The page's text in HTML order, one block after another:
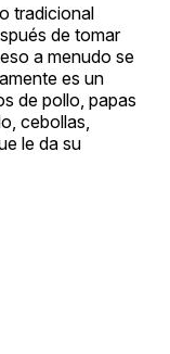
tradicional
de tomar
a menudo se
es un
de pollo, papas
cebollas,
le da su